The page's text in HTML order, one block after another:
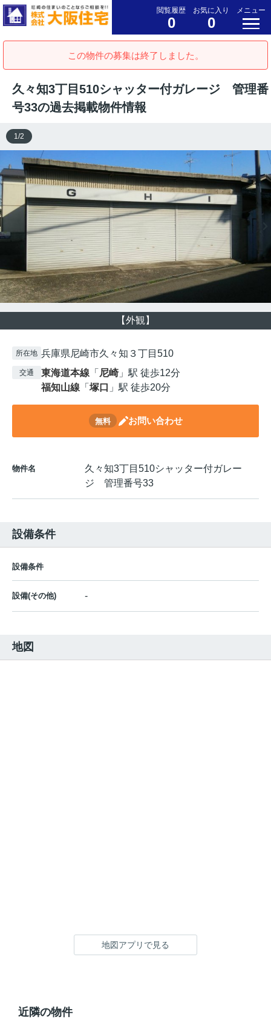
閲覧履歴
0
お気に入り
0
メニュー
この物件の募集は終了しました。
久々知3丁目510シャッター付ガレージ 管理番
号33の過去掲載物件情報
【外観】
1/2
所在地 兵庫県尼崎市久々知３丁目510
交通 東海道本線 「 尼崎」駅 徒歩12分
福知山線 「 塚口 」駅 徒歩20分
無料 お問い合わせ
物件名
久々知3丁目510シャッター付ガレー
ジ 管理番号33
設備条件
設備条件
設備(その他) -
地図
地図アプリで見る
近隣の物件